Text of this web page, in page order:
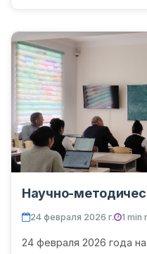
Научно-
24 февраля 2026 г. 1 min
24 февраля 2026 года